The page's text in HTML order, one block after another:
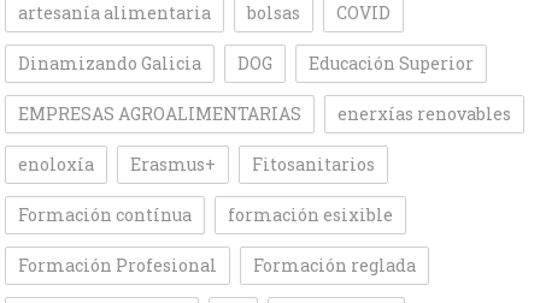
artesanía alimentaria bolsas COVID
Dinamizando Galicia DOG Educación Superior
EMPRESAS AGROALIMENTARIAS enerxías renovables
enoloxía Erasmus+ Fitosanitarios
Formación contínua formación esixible
Formación Profesional Formación reglada